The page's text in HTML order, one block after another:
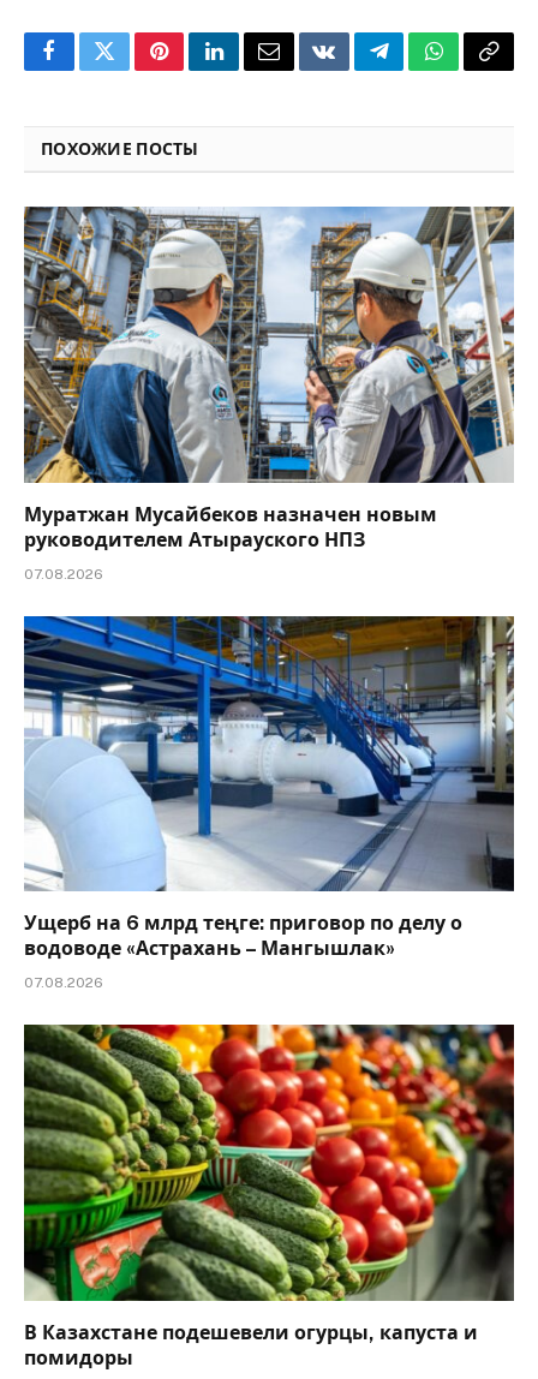
FacebookTwitterPinterestLinkedInEmailVKontakteTelegramWhatsApp
Copy
ПОХОЖИЕ ПОСТЫ
Муратжан Мусайбеков назначен новым
руководителем Атырауского НПЗ
07.08.2026
Ущерб на 6 млрд теңге: приговор по делу о
водоводе «Астрахань – Мангышлак»
07.08.2026
В Казахстане подешевели огурцы, капуста и
помидоры